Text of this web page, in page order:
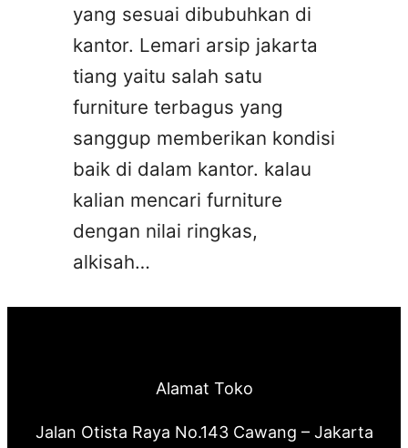
yang sesuai dibubuhkan di
kantor. Lemari arsip jakarta
tiang yaitu salah satu
furniture terbagus yang
sanggup memberikan kondisi
baik di dalam kantor. kalau
kalian mencari furniture
dengan nilai ringkas,
alkisah…
Alamat Toko
Jalan Otista Raya No.143 Cawang – Jakarta